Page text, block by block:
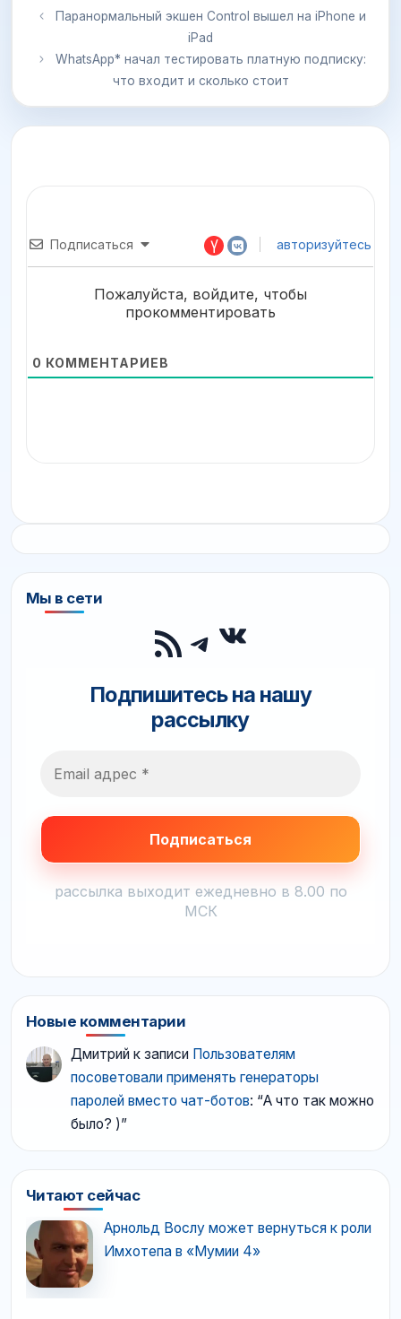
Паранормальный экшен Control вышел на iPhone и
iPad
WhatsApp* начал тестировать платную подписку:
что входит и сколько стоит
Подписаться авторизуйтесь
Пожалуйста, войдите, чтобы
прокомментировать
0 КОММЕНТАРИЕВ
Мы в сети
RSS-лента
Telegram
ВКонтакте
Подпишитесь на нашу
рассылку
рассылка выходит ежедневно в 8.00 по
МСК
Новые комментарии
Дмитрий к записи Пользователям
посоветовали применять генераторы
паролей вместо чат-ботов: “А что так можно
было? )”
Читают сейчас
Арнольд Вослу может вернуться к роли
Имхотепа в «Мумии 4»